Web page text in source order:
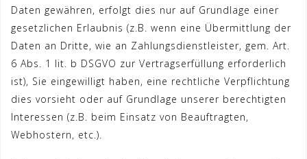
Daten gewähren, erfolgt dies nur auf Grundlage einer
gesetzlichen Erlaubnis (z.B. wenn eine Übermittlung der
Daten an Dritte, wie an Zahlungsdienstleister, gem. Art.
6 Abs. 1 lit. b DSGVO zur Vertragserfüllung erforderlich
ist), Sie eingewilligt haben, eine rechtliche Verpflichtung
dies vorsieht oder auf Grundlage unserer berechtigten
Interessen (z.B. beim Einsatz von Beauftragten,
Webhostern, etc.).